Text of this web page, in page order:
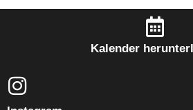
Kalender